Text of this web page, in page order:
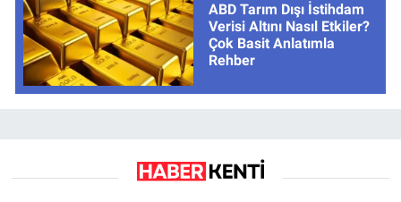
ABD Tarım Dışı İstihdam
Verisi Altını Nasıl Etkiler?
Çok Basit Anlatımla
Rehber